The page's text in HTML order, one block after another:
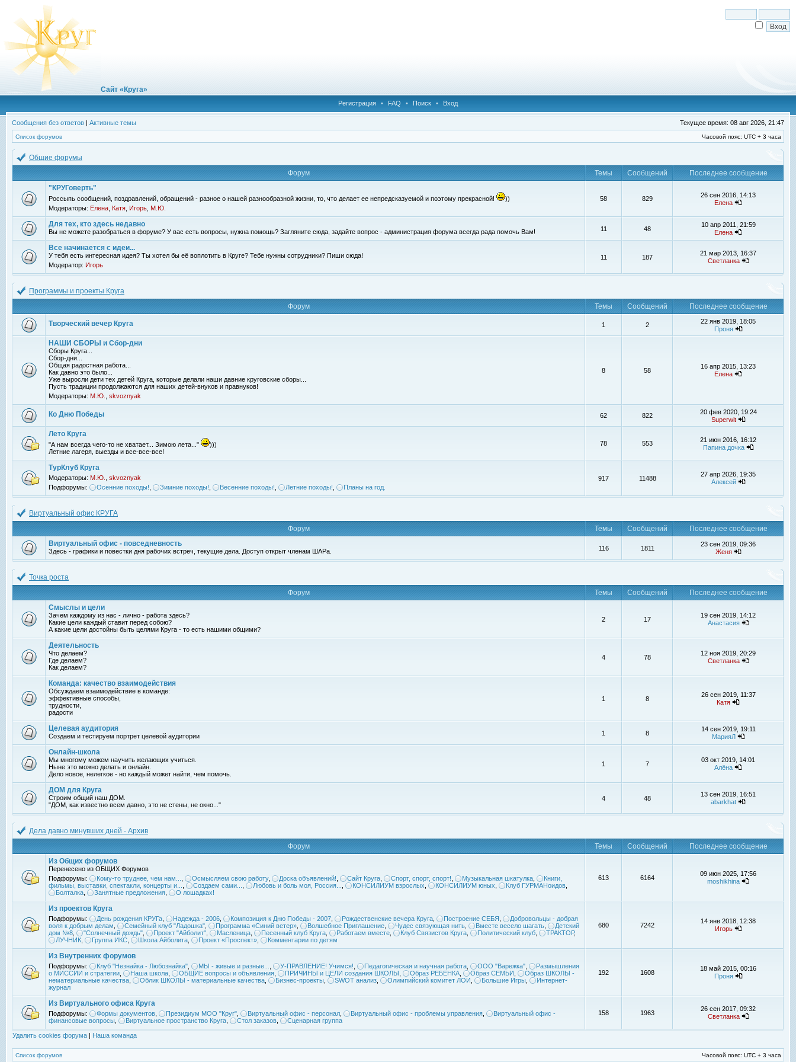
Сайт «Круга»
Регистрация • FAQ • Поиск • Вход
Сообщения без ответов | Активные темы Текущее время: 08 авг 2026, 21:47
Список форумов Часовой пояс: UTC + 3 часа
Общие форумы
Форум
Темы Сообщений
Последнее сообщение
"КРУГоверть"
Россыпь сообщений, поздравлений, обращений - разное о нашей разнообразной жизни, то, что делает ее непредсказуемой и поэтому прекрасной!
))
Модераторы: Елена Катя Игорь М.Ю.
58 829
26 сен 2016, 14:13
Елена
Для тех, кто здесь недавно
Вы не можете разобраться в форуме? У вас есть вопросы, нужна помощь? Загляните сюда, задайте вопрос - администрация форума всегда рада помочь Вам! 11 48
10 апр 2011, 21:59
Елена
Все начинается с идеи...
У тебя есть интересная идея? Ты хотел бы её воплотить в Круге? Тебе нужны сотрудники? Пиши сюда!
Модератор: Игорь
11 187
21 мар 2013, 16:37
Светланка
Программы и проекты Круга
Форум
Темы Сообщений Последнее сообщение
Творческий вечер Круга 1 2
22 янв 2019, 18:05
Проня
НАШИ СБОРЫ и Сбор-дни
Сборы Круга...
Сбор-дни...
Общая радостная работа...
Как давно это было...
Уже выросли дети тех детей Круга, которые делали наши давние круговские сборы...
Пусть традиции продолжаются для наших детей-внуков и правнуков!
Модераторы: М.Ю. skvoznyak
8 58
16 апр 2015, 13:23
Елена
Ко Дню Победы 62 822
20 фев 2020, 19:24
Superwit
Лето Круга
"А нам всегда чего-то не хватает... Зимою лета..."
)))
Летние лагеря, выезды и все-все-все!
78 553
21 июн 2016, 16:12
Папина дочка
ТурКлуб Круга
Модераторы: М.Ю.
skvoznyak
Подфорумы:
Осенние походы! Зимние походы! Весенние походы! Летние походы! Планы на год.
917 11488
27 апр 2026, 19:35
Алексей
Виртуальный офис КРУГА
Форум
Темы Сообщений
Последнее сообщение
Виртуальный офис - повседневность
Здесь - графики и повестки дня рабочих встреч, текущие дела. Доступ открыт членам ШАРа. 116 1811
23 сен 2019, 09:36
Женя
Точка роста
Форум
Темы Сообщений
Последнее сообщение
Смыслы и цели
Зачем каждому из нас - лично - работа здесь?
Какие цели каждый ставит перед собою?
А какие цели достойны быть целями Круга - то есть нашими общими?
2 17
19 сен 2019, 14:12
Анастасия
Деятельность
Что делаем?
Где делаем?
Как делаем?
4 78
12 ноя 2019, 20:29
Светланка
Команда: качество взаимодействия
Обсуждаем взаимодействие в команде:
эффективные способы,
трудности,
радости
1 8
26 сен 2019, 11:37
Катя
Целевая аудитория
Создаем и тестируем портрет целевой аудитории 1 8
14 сен 2019, 19:11
МарияЛ
Онлайн-школа
Мы многому можем научить желающих учиться.
Ныне это можно делать и онлайн.
Дело новое, нелегкое - но каждый может найти, чем помочь.
1 7
03 окт 2019, 14:01
Алёна
ДОМ для Круга
Строим общий наш ДОМ.
"ДОМ, как известно всем давно, это не стены, не окно..."
4 48
13 сен 2019, 16:51
abarkhat
Дела давно минувших дней - Архив
Форум
Темы Сообщений
Последнее сообщение
Из Общих форумов
Перенесено из ОБЩИХ Форумов
Подфорумы:
Кому-то труднее, чем нам... Осмысляем свою работу, Доска объявлений! Сайт Круга Спорт, спорт, спорт! Музыкальная шкатулка
Книги,
фильмы, выставки, спектакли, концерты и...
Создаем сами... Любовь и боль моя, Россия... КОНСИЛИУМ взрослых КОНСИЛИУМ юных Клуб ГУРМАНоидов
Болталка
Занятные предложения О лошадках!
613 6164
09 июн 2025, 17:56
moshikhina
Из проектов Круга
Подфорумы: День рождения КРУГа Надежда - 2006 Композиция к Дню Победы - 2007 Рождественские вечера Круга Построение СЕБЯ
Добровольцы - добрая
воля к добрым делам
Семейный клуб "Ладошка" Программа «Синий ветер» Волшебное Приглашение Чудес связующая нить Вместе весело шагать
Детский
дом №8
"Солнечный дождь" Проект "Айболит" Масленица Песенный клуб Круга Работаем вместе Клуб Связистов Круга Политический клуб ТРАКТОР,
ЛУЧНИК
Группа ИКС Школа Айболита Проект «Проспект» Комментарии по детям
680 7242
14 янв 2018, 12:38
Игорь
Из Внутренних форумов
Подфорумы: Клуб "Незнайка - Любознайка" МЫ - живые и разные... У-ПРАВЛЕНИЕ! Учимся! Педагогическая и научная работа ООО "Варежка"
Размышления
о МИССИИ и стратегии
Наша школа ОБЩИЕ вопросы и объявления ПРИЧИНЫ и ЦЕЛИ создания ШКОЛЫ Образ РЕБЕНКА Образ СЕМЬИ
Образ ШКОЛЫ -
нематериальные качества
Облик ШКОЛЫ - материальные качества Бизнес-проекты SWOT анализ Олимпийский комитет ЛОИ Большие Игры
Интернет-
журнал
192 1608
18 май 2015, 00:16
Проня
Из Виртуального офиса Круга
Подфорумы: Формы документов Президиум МОО "Круг" Виртуальный офис - персонал Виртуальный офис - проблемы управления
Виртуальный офис -
финансовые вопросы
Виртуальное пространство Круга Стол заказов Сценарная группа
158 1963
26 сен 2017, 09:32
Светланка
Удалить cookies форума | Наша команда
Список форумов Часовой пояс: UTC + 3 часа